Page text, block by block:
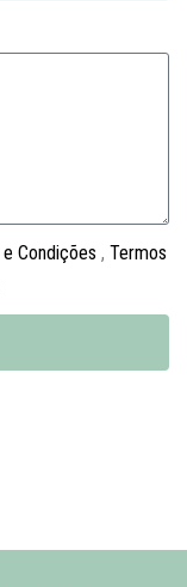
Condições , Termos